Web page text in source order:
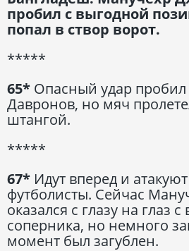
пробил с выгодной
попал в створ ворот.
*****
65* Опасный удар
Давронов, но мяч
штангой.
*****
67* Идут вперед и
футболисты. Сейчас
оказался с глазу на глаз
соперника, но немного
момент был загублен.